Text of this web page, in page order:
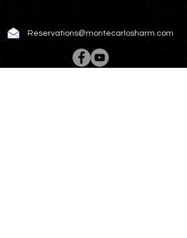
Reservations@montecarlosharm.com